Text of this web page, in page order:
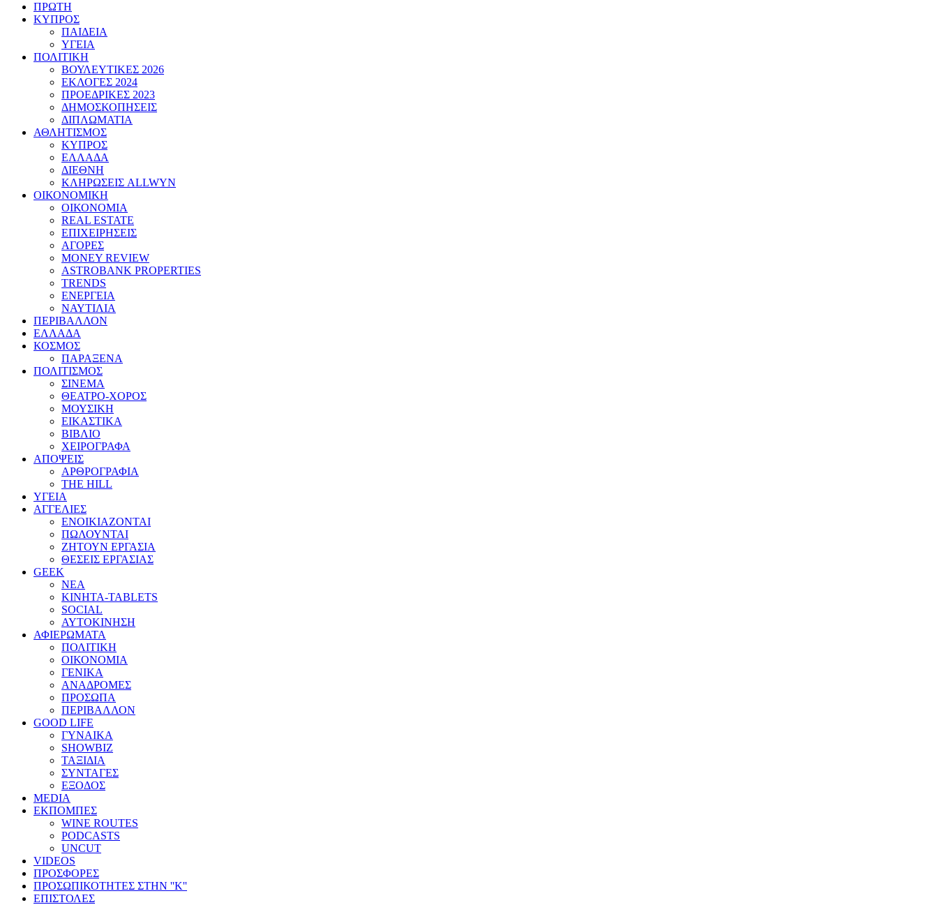
ΠΡΩΤΗ
ΚΥΠΡΟΣ
ΠΑΙΔΕΙΑ
ΥΓΕΙΑ
ΠΟΛΙΤΙΚΗ
ΒΟΥΛΕΥΤΙΚΕΣ 2026
ΕΚΛΟΓΕΣ 2024
ΠΡΟΕΔΡΙΚΕΣ 2023
ΔΗΜΟΣΚΟΠΗΣΕΙΣ
ΔΙΠΛΩΜΑΤΙΑ
ΑΘΛΗΤΙΣΜΟΣ
ΚΥΠΡΟΣ
ΕΛΛΑΔΑ
ΔΙΕΘΝΗ
ΚΛΗΡΩΣΕΙΣ ALLWYN
ΟΙΚΟΝΟΜΙΚΗ
ΟΙΚΟΝΟΜΙΑ
REAL ESTATE
ΕΠΙΧΕΙΡΗΣΕΙΣ
ΑΓΟΡΕΣ
MONEY REVIEW
ASTROBANK PROPERTIES
TRENDS
ΕΝΕΡΓΕΙΑ
ΝΑΥΤΙΛΙΑ
ΠΕΡΙΒΑΛΛΟΝ
ΕΛΛΑΔΑ
ΚΟΣΜΟΣ
ΠΑΡΑΞΕΝΑ
ΠΟΛΙΤΙΣΜΟΣ
ΣΙΝΕΜΑ
ΘΕΑΤΡΟ-ΧΟΡΟΣ
ΜΟΥΣΙΚΗ
ΕΙΚΑΣΤΙΚΑ
ΒΙΒΛΙΟ
ΧΕΙΡΟΓΡΑΦΑ
ΑΠΟΨΕΙΣ
ΑΡΘΡΟΓΡΑΦΙΑ
THE HILL
ΥΓΕΙΑ
ΑΓΓΕΛΙΕΣ
ΕΝΟΙΚΙΑΖΟΝΤΑΙ
ΠΩΛΟΥΝΤΑΙ
ΖΗΤΟΥΝ ΕΡΓΑΣΙΑ
ΘΕΣΕΙΣ ΕΡΓΑΣΙΑΣ
GEEK
ΝΕΑ
ΚΙΝΗΤΑ-TABLETS
SOCIAL
ΑΥΤΟΚΙΝΗΣΗ
ΑΦΙΕΡΩΜΑΤΑ
ΠΟΛΙΤΙΚΗ
ΟΙΚΟΝΟΜΙΑ
ΓΕΝΙΚΑ
ΑΝΑΔΡΟΜΕΣ
ΠΡΟΣΩΠΑ
ΠΕΡΙΒΑΛΛΟΝ
GOOD LIFE
ΓΥΝΑΙΚΑ
SHOWBIZ
ΤΑΞΙΔΙΑ
ΣΥΝΤΑΓΕΣ
ΕΞΟΔΟΣ
MEDIA
ΕΚΠΟΜΠΕΣ
WINE ROUTES
PODCASTS
UNCUT
VIDEOS
ΠΡΟΣΦΟΡΕΣ
ΠΡΟΣΩΠΙΚΟΤΗΤΕΣ ΣΤΗΝ ''Κ''
ΕΠΙΣΤΟΛΕΣ